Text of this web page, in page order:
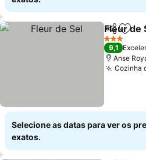
Partilhar
Fleur de
3 Estrelas
9,1
Anse
Cozinha
Selecione as datas para ver os
exatos.